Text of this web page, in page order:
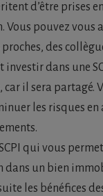
d’être prises en
Vous pouvez vous
des
dans une
car il sera partagé.
les risques en
qui vous
dans un bien
les bénéfices